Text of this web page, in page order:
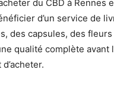
du CBD à Rennes
d’un service de
des capsules, des
qualité complète